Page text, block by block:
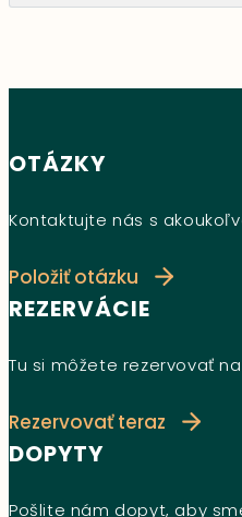
OTÁZKY
Kontaktujte nás s
Položiť otázku
REZERVÁCIE
Tu si môžete rezervovať
Rezervovať teraz
DOPYTY
Pošlite nám dopyt, aby